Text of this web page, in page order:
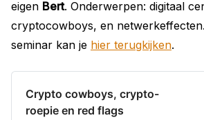
eigen Bert. Onderwerpen: digitaal
cryptocowboys, en
seminar kan je hier terugkijken.
Crypto cowboys, crypto-
roepie en red flags